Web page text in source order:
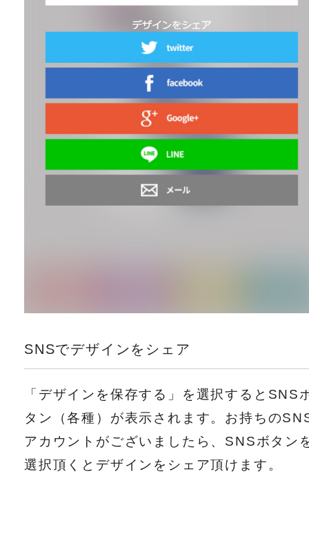
SNSでデザインをシェア
「デザインを保存する」を選択するとSNS
タン（各種）が表示されます。お持ちの
アカウントがございましたら、SNSボタン
選択頂くとデザインをシェア頂けます。